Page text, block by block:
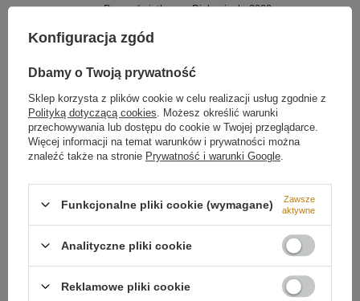
Barwa światła
Biała ciepła 3000
Możliwość ściemniania
Ściemnianie tradycyjne
(ściemniacz ścienny)
Napięcie wejściowe
Konfiguracja zgód
Dbamy o Twoją prywatność
Sklep korzysta z plików cookie w celu realizacji usług zgodnie z
Polityką dotyczącą cookies . Możesz określić warunki
przechowywania lub dostępu do cookie w Twojej przeglądarce.
Więcej informacji na temat warunków i prywatności można
znaleźć także na stronie Prywatność i warunki Google
Funkcjonalne pliki cookie (wymagane)
Zawsze
aktywne
Analityczne pliki cookie
Reklamowe pliki cookie